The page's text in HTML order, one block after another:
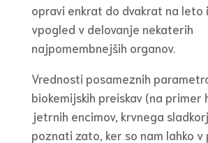
opravi enkrat do dvakrat na leto
vpogled v delovanje nekaterih
najpomembnejših organov.
Vrednosti posameznih
biokemijskih preiskav (na primer
jetrnih encimov, krvnega
poznati zato, ker so nam lahko v